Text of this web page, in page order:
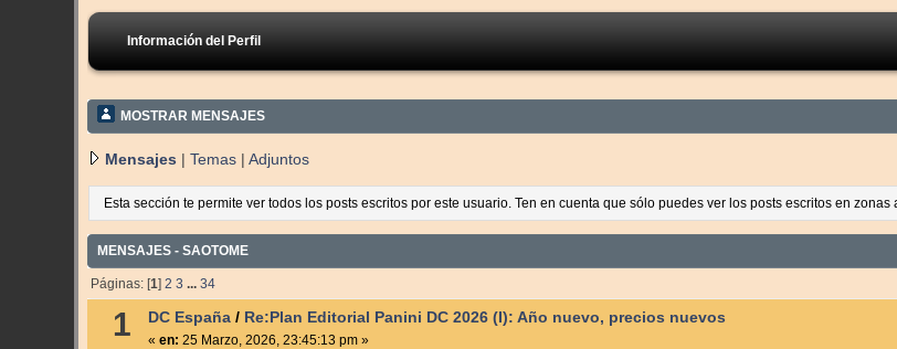
Información del Perfil
MOSTRAR MENSAJES
Mensajes |Temas |Adjuntos
Esta sección te permite ver todos los posts escritos por este usuario. Ten en cuenta que sólo puedes ver los posts escritos en zonas
MENSAJES - SAOTOME
Páginas: [1] 2 3 ... 34
1 DC España/ Re:Plan Editorial Panini DC 2026 (I): Año nuevo, precios nuevos
« en: 25 Marzo, 2026, 23:45:13 pm »